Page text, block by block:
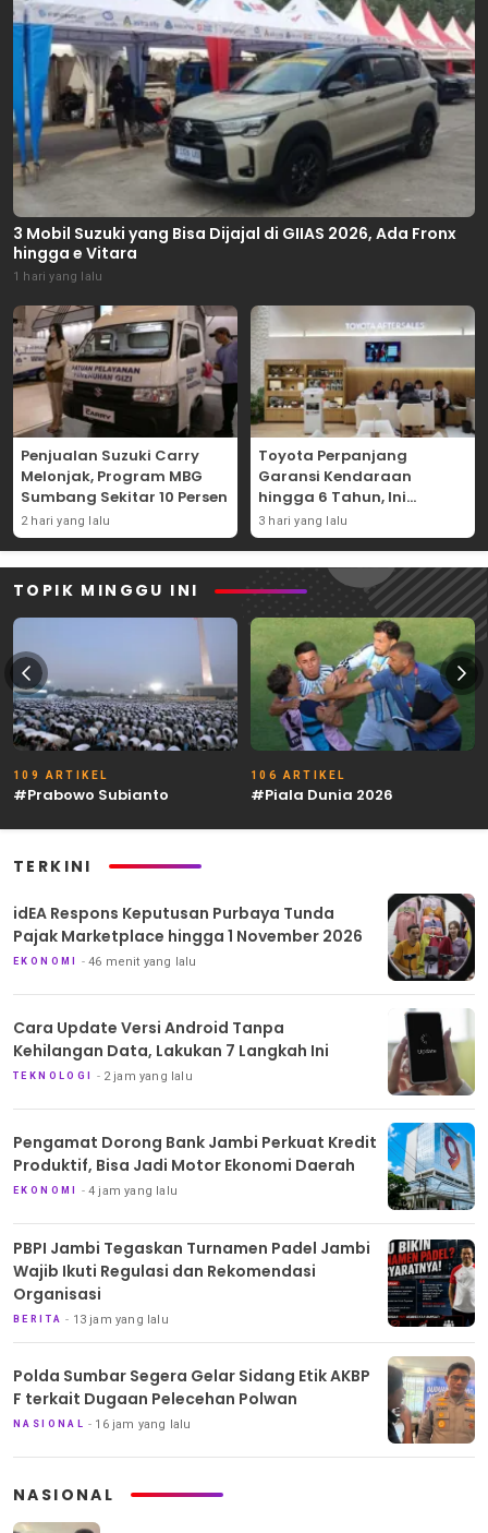
3 Mobil Suzuki yang Bisa Dijajal di GIIAS 2026, Ada Fronx
hingga e Vitara
1 hari yang lalu
Penjualan Suzuki Carry
Melonjak, Program MBG
Sumbang Sekitar 10 Persen
2 hari yang lalu
Toyota Perpanjang
Garansi Kendaraan
hingga 6 Tahun, Ini
Syaratnya
3 hari yang lalu
TOPIK MINGGU INI
109 ARTIKEL
#Prabowo Subianto
106 ARTIKEL
#Piala Dunia 2026
TERKINI
idEA Respons Keputusan Purbaya Tunda
Pajak Marketplace hingga 1 November 2026
EKONOMI 46 menit yang lalu
Cara Update Versi Android Tanpa
Kehilangan Data, Lakukan 7 Langkah Ini
TEKNOLOGI 2 jam yang lalu
Pengamat Dorong Bank Jambi Perkuat Kredit
Produktif, Bisa Jadi Motor Ekonomi Daerah
EKONOMI 4 jam yang lalu
PBPI Jambi Tegaskan Turnamen Padel Jambi
Wajib Ikuti Regulasi dan Rekomendasi
Organisasi
BERITA 13 jam yang lalu
Polda Sumbar Segera Gelar Sidang Etik AKBP
F terkait Dugaan Pelecehan Polwan
NASIONAL 16 jam yang lalu
NASIONAL